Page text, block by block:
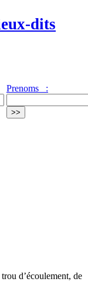
dits
Prenoms :
d’écoulement, de